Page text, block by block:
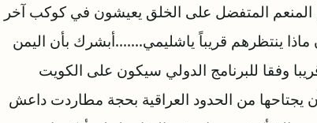
المنعم المتفضل على الخلق يعيشون في كوكب آخر
ينتظرهم قريباً ياشليمي.......أبشرك بأن اليمن
وفقا للبرنامج الدولي سيكون على الكويت
من الحدود العراقية بحجة مطاردت داعش